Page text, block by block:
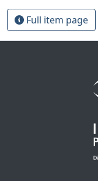
Full item page